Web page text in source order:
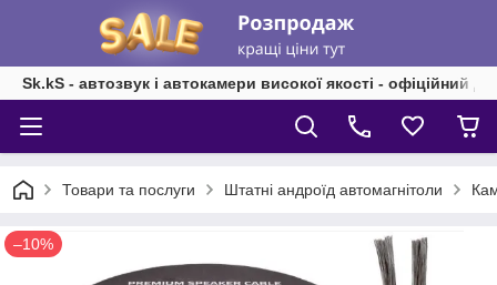
Sk.kS - автозвук і автокамери високої якості - офіційний
Товари та послуги Штатні андроїд автомагнітоли
–10%